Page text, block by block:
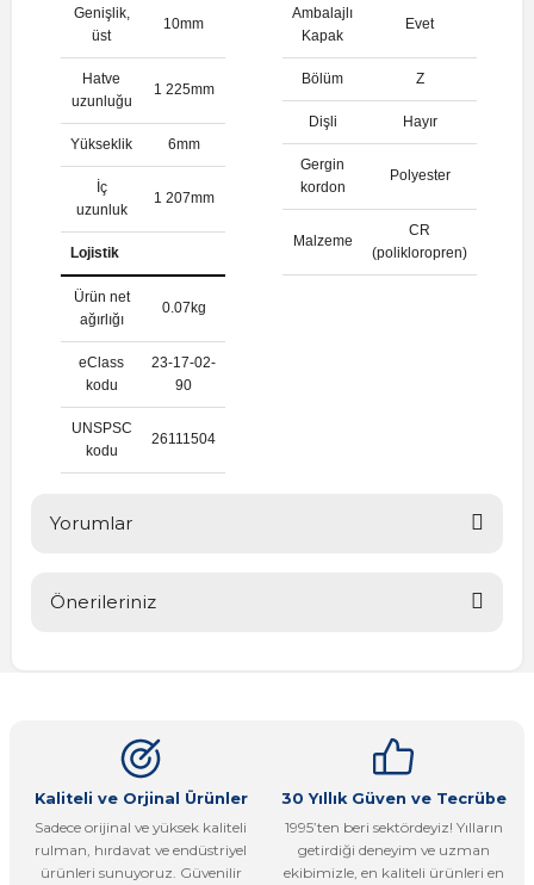
Genişlik,
üst
10mm
Hatve
uzunluğu
1 225mm
Yükseklik 6mm
İç
uzunluk
1 207mm
Lojistik
Ürün net
ağırlığı
0.07kg
eClass
kodu
23-17-02-
90
UNSPSC
kodu
26111504
Ambalajlı
Kapak
Evet
Bölüm Z
Dişli Hayır
Gergin
kordon
Polyester
Malzeme
CR
(polikloropren)
Yorumlar
Önerileriniz
Görüş ve önerileriniz için teşekkür ederiz.
Ürün resmi kalitesiz, bozuk veya görüntülenemiyor.
Ürün açıklamasında eksik bilgiler bulunuyor.
Ürün bilgilerinde hatalar bulunuyor.
Kaliteli ve Orjinal Ürünler
Sadece orijinal ve yüksek kaliteli
rulman, hırdavat ve endüstriyel
ürünleri sunuyoruz. Güvenilir
30 Yıllık Güven ve Tecrübe
1995’ten beri sektördeyiz! Yılların
getirdiği deneyim ve uzman
ekibimizle, en kaliteli ürünleri en